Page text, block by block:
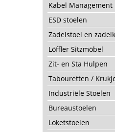
Kabel Management
ESD stoelen
Zadelstoel en
Löffler Sitzmöbel
Zit- en Sta Hulpen
Tabouretten /
Industriële Stoelen
Bureaustoelen
Loketstoelen